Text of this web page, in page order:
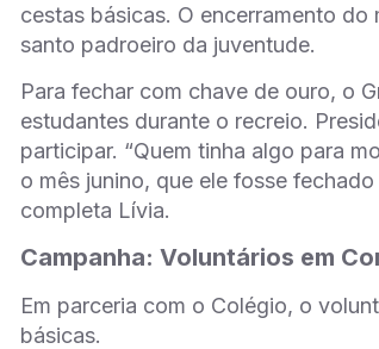
cestas básicas. O encerramento
santo padroeiro da juventude.
Para fechar com chave de ouro, o
estudantes durante o recreio.
participar. “Quem tinha algo para
o mês junino, que ele fosse
completa Lívia.
Campanha: Voluntários em
Em parceria com o Colégio, o
básicas.